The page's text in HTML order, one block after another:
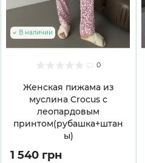
0
Женская пижама из
муслина Crocus с
леопардовым
принтом(рубашка+штан
ы)
В наличии
1 540 грн